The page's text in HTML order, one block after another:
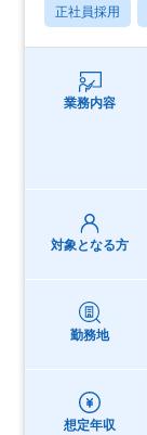
正社員採用
業務内容
対象となる方
勤務地
想定年収